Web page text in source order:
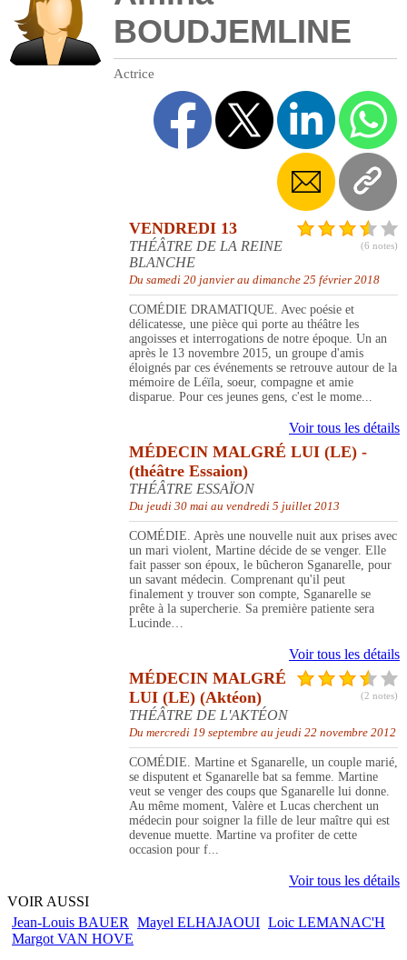
BOUDJEMLINE
Actrice
(6 notes)
VENDREDI 13
THÉÂTRE DE LA REINE
BLANCHE
Du samedi 20 janvier au dimanche 25 février 2018
COMÉDIE DRAMATIQUE. Avec poésie et
délicatesse, une pièce qui porte au théâtre les
angoisses et interrogations de notre époque. Un an
après le 13 novembre 2015, un groupe d'amis
éloignés par ces événements se retrouve autour de la
mémoire de Léïla, soeur, compagne et amie
disparue. Pour ces jeunes gens, c'est le mome...
Voir tous les détails
MÉDECIN MALGRÉ LUI (LE) -
(théâtre Essaion)
THÉÂTRE ESSAÏON
Du jeudi 30 mai au vendredi 5 juillet 2013
COMÉDIE. Après une nouvelle nuit aux prises avec
un mari violent, Martine décide de se venger. Elle
fait passer son époux, le bûcheron Sganarelle, pour
un savant médecin. Comprenant qu'il peut
finalement y trouver son compte, Sganarelle se
prête à la supercherie. Sa première patiente sera
Lucinde…
Voir tous les détails
(2 notes)
MÉDECIN MALGRÉ
LUI (LE) (Aktéon)
THÉÂTRE DE L'AKTÉON
Du mercredi 19 septembre au jeudi 22 novembre 2012
COMÉDIE. Martine et Sganarelle, un couple marié,
se disputent et Sganarelle bat sa femme. Martine
veut se venger des coups que Sganarelle lui donne.
Au même moment, Valère et Lucas cherchent un
médecin pour soigner la fille de leur maître qui est
devenue muette. Martine va profiter de cette
occasion pour f...
Voir tous les détails
VOIR AUSSI
Jean-Louis BAUER
Mayel ELHAJAOUI Loic LEMANAC'H
Margot VAN HOVE